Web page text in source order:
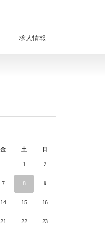
求人情報
金 土 日
1 2
7 8 9
14 15 16
21 22 23